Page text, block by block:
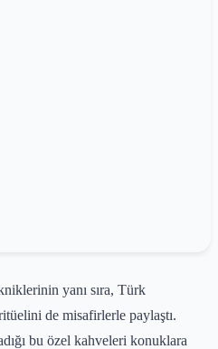
yanı sıra, Türk
de misafirlerle paylaştı.
bu özel kahveleri konuklara